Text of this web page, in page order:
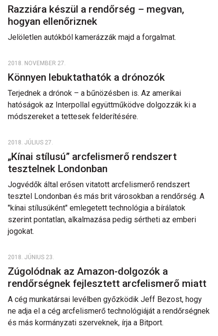
Razziára készül a rendőrség – megvan,
hogyan ellenőriznek
Jelöletlen autókból kamerázzák majd a forgalmat.
2018. NOVEMBER 27.
Könnyen lebuktathatók a drónozók
Terjednek a drónok – a bűnözésben is. Az amerikai
hatóságok az Interpollal együttműködve dolgozzák ki a
módszereket a tettesek felderítésére.
2018. JÚLIUS 27.
„Kínai stílusú” arcfelismerő rendszert
tesztelnek Londonban
Jogvédők által erősen vitatott arcfelismerő rendszert
tesztel Londonban és más brit városokban a rendőrség. A
"kínai stílusúként" emlegetett technológia a bírálatok
szerint pontatlan, alkalmazása pedig sértheti az emberi
jogokat.
2018. JÚNIUS 23.
Zúgolódnak az Amazon-dolgozók a
rendőrségnek fejlesztett arcfelismerő miatt
A cég munkatársai levélben győzködik Jeff Bezost, hogy
ne adja el a cég arcfelismerő technológiáját a rendőrségnek
és más kormányzati szerveknek, írja a Bitport.